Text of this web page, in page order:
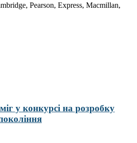
Pearson, Express, Macmillan,
у конкурсі на розробку